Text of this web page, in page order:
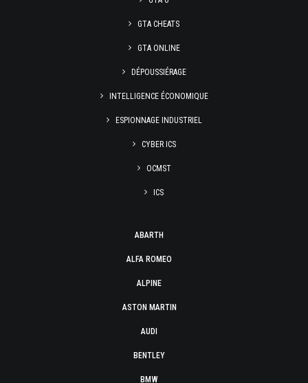
GTA CHEATS
GTA ONLINE
DÉPOUSSIÉRAGE
INTELLIGENCE ÉCONOMIQUE
ESPIONNAGE INDUSTRIEL
CYBER ICS
OCMST
ICS
ABARTH
ALFA ROMEO
ALPINE
ASTON MARTIN
AUDI
BENTLEY
BMW